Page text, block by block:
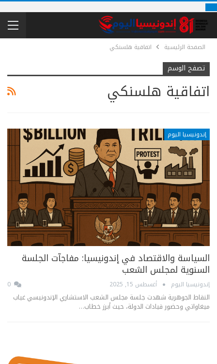
الصفحة الرئيسية اتفاقية هلسنكي
تصفح الوسم
اتفاقية هلسنكي
إندونيسيا اليوم
السياسة والاقتصاد في إندونيسيا: مفاجآت الجلسة
السنوية لمجلس الشعب
إندونيسيا اليوم أغسطس 15, 2025
النقاط الجوهرية شهدت جلسة مجلس الشعب الاستشاري الإندونيسي غياب
ميغاواتي وحضور قيادات الدولة، حيث أبرز خطاب…